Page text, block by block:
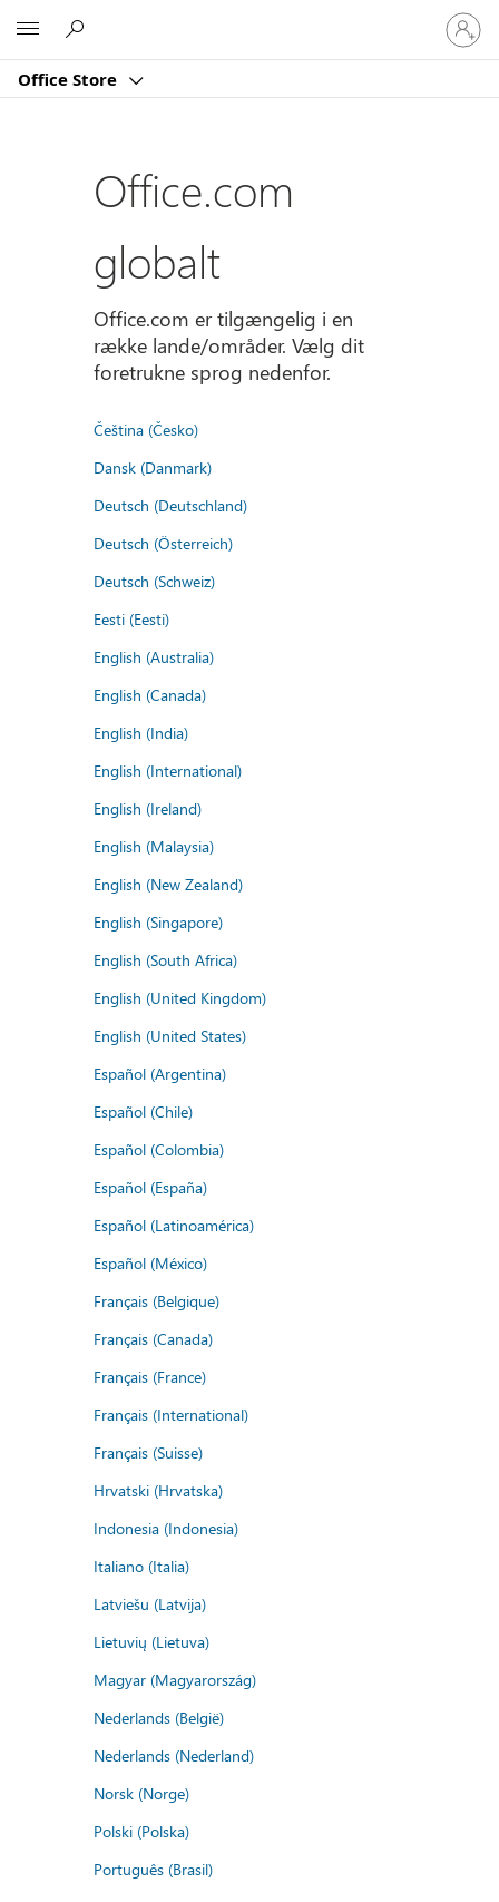
Office Store
Log
på
din
Office.com
globalt
Office.com er tilgængelig i en
række lande/områder. Vælg dit
foretrukne sprog nedenfor.
Čeština (Česko)
Dansk (Danmark)
Deutsch (Deutschland)
Deutsch (Österreich)
Deutsch (Schweiz)
Eesti (Eesti)
English (Australia)
English (Canada)
English (India)
English (International)
English (Ireland)
English (Malaysia)
English (New Zealand)
English (Singapore)
English (South Africa)
English (United Kingdom)
English (United States)
Español (Argentina)
Español (Chile)
Español (Colombia)
Español (España)
Español (Latinoamérica)
Español (México)
Français (Belgique)
Français (Canada)
Français (France)
Français (International)
Français (Suisse)
Hrvatski (Hrvatska)
Indonesia (Indonesia)
Italiano (Italia)
Latviešu (Latvija)
Lietuvių (Lietuva)
Magyar (Magyarország)
Nederlands (België)
Nederlands (Nederland)
Norsk (Norge)
Polski (Polska)
Português (Brasil)